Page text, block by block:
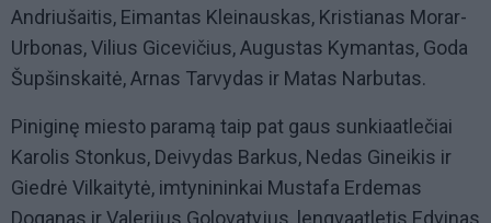
Andriušaitis, Eimantas Kleinauskas, Kristianas Morar-
Urbonas, Vilius Gicevičius, Augustas Kymantas, Goda
Šupšinskaitė, Arnas Tarvydas ir Matas Narbutas.
Piniginę miesto paramą taip pat gaus sunkiaatlečiai
Karolis Stonkus, Deivydas Barkus, Nedas Gineikis ir
Giedrė Vilkaitytė, imtynininkai Mustafa Erdemas